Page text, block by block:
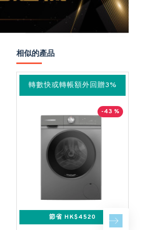
相似的產品
轉數快或轉帳額外回贈3%
-43 %
節省 HK$4520